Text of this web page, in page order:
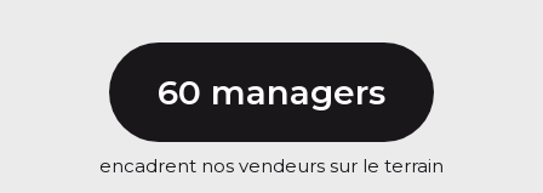
60 managers
encadrent nos vendeurs sur le terrain